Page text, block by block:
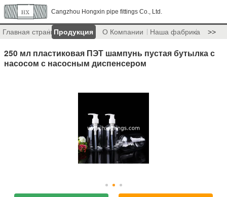
Cangzhou Hongxin pipe fittings Co., Ltd.
Главная страницаПродукция О Компании Наша фабрика >>
250 мл пластиковая ПЭТ шампунь пустая бутылка с
насосом с насосным диспенсером